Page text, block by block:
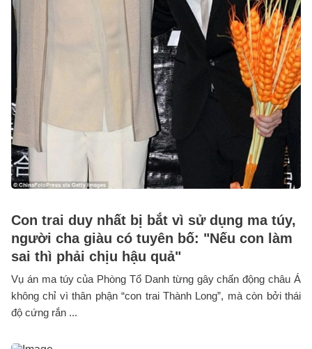
Con trai duy nhất bị bắt vì sử dụng ma túy,
người cha giàu có tuyên bố: "Nếu con làm
sai thì phải chịu hậu quả"
Vụ án ma túy của Phòng Tổ Danh từng gây chấn động châu Á
không chỉ vì thân phận “con trai Thành Long”, mà còn bởi thái
độ cứng rắn ...